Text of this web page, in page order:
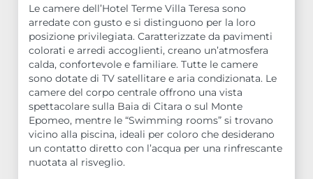
Le camere dell’Hotel Terme Villa Teresa sono
arredate con gusto e si distinguono per la loro
posizione privilegiata. Caratterizzate da pavimenti
colorati e arredi accoglienti, creano un’atmosfera
calda, confortevole e familiare. Tutte le camere
sono dotate di TV satellitare e aria condizionata. Le
camere del corpo centrale offrono una vista
spettacolare sulla Baia di Citara o sul Monte
Epomeo, mentre le “Swimming rooms” si trovano
vicino alla piscina, ideali per coloro che desiderano
un contatto diretto con l’acqua per una rinfrescante
nuotata al risveglio.